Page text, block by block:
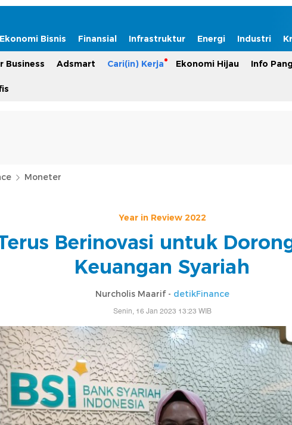
Ekonomi Bisnis Finansial Infrastruktur Energi Industri
Business Adsmart Cari(in) Kerja Ekonomi Hijau Info
Moneter
Year in Review 2022
Berinovasi untuk
Keuangan Syariah
Nurcholis Maarif - detikFinance
Senin, 16 Jan 2023 13:23 WIB